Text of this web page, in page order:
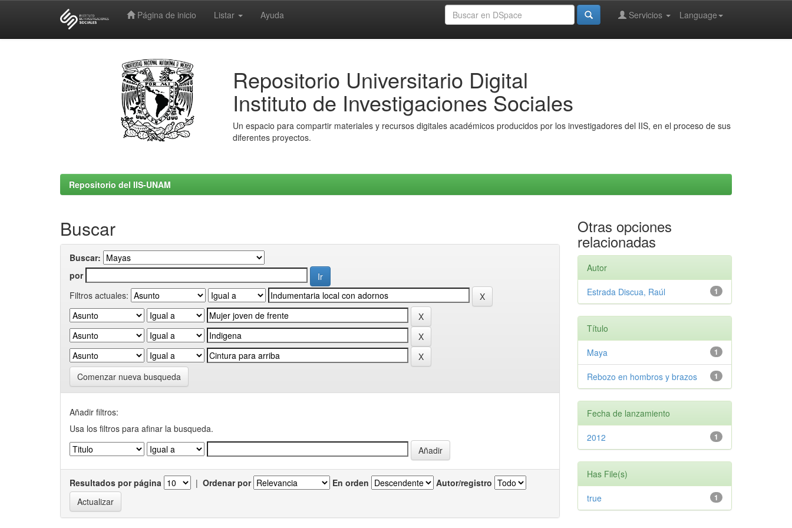
Página de inicio Listar Ayuda Language
Servicios
Repositorio Universitario Digital
Instituto de Investigaciones Sociales
Un espacio para compartir materiales y recursos digitales académicos producidos por los investigadores del IIS, en el proceso de sus
diferentes proyectos.
Repositorio del IIS-UNAM
Buscar
Buscar:
por
Filtros actuales:
Comenzar nueva busqueda
Añadir filtros:
Usa los filtros para afinar la busqueda.
Resultados por página | Ordenar por En orden Autor/registro
Otras opciones
relacionadas
Autor
1
Estrada Discua, Raúl
Título
1
Maya
1
Rebozo en hombros y brazos
Fecha de lanzamiento
1
2012
Has File(s)
1
true